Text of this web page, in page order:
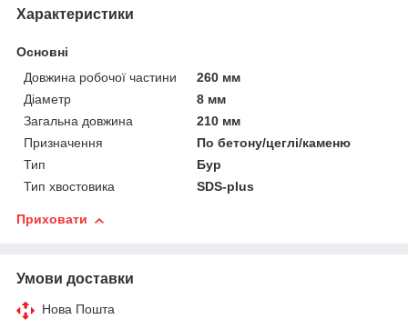
Характеристики
Основні
Довжина робочої частини
260 мм
Діаметр
8 мм
Загальна довжина
210 мм
Призначення
По бетону/цеглі/каменю
Тип
Бур
Тип хвостовика
SDS-plus
Приховати
Умови доставки
Нова Пошта